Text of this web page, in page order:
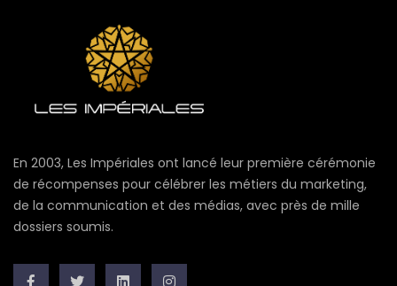
En 2003, Les Impériales ont lancé leur première cérémonie
de récompenses pour célébrer les métiers du marketing,
de la communication et des médias, avec près de mille
dossiers soumis.